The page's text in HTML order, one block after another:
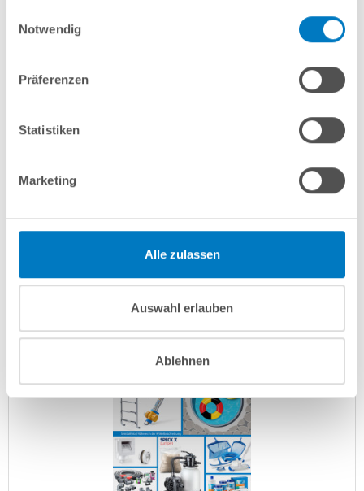
Notwendig
Präferenzen
Statistiken
Marketing
Alle zulassen
Auswahl erlauben
Ablehnen
Stahlwand-Rundpool POOLSANA HQ 3,50 x 1,35 m
Kurzbeschreibung
1.499,00 € *
Artikel-Nr.:102973
Versandkostenfreie Lieferung!
Lieferung in ca. 3-6 Arbeitstagen
In den Warenkorb